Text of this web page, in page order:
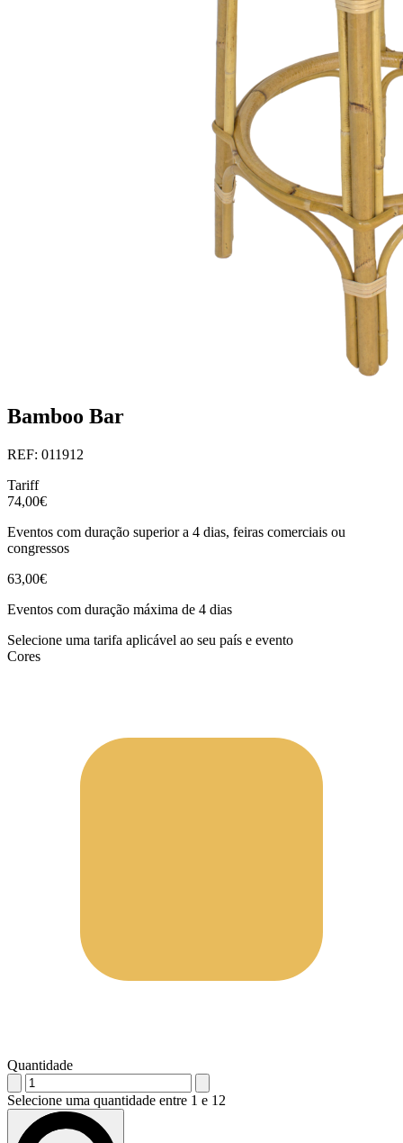
Bamboo Bar
REF: 011912
Tariff
74,00€
Eventos com duração superior a 4 dias, feiras comerciais ou
congressos
63,00€
Eventos com duração máxima de 4 dias
Selecione uma tarifa aplicável ao seu país e evento
Cores
Quantidade
Selecione uma quantidade entre 1 e 12